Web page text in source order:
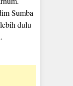
Sumba
dulu